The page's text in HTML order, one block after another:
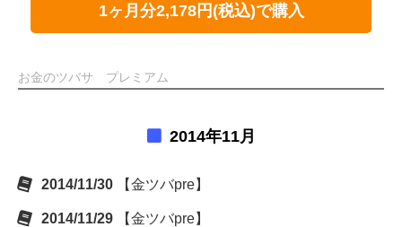
1ヶ月分2,178円(税込)で購入
お金のツバサ プレミアム
2014年11月
2014/11/30 【金ツバpre】
2014/11/29 【金ツバpre】